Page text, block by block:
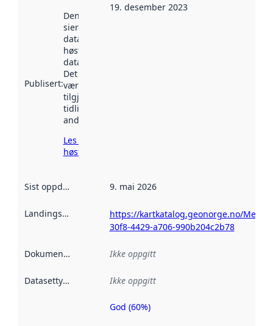
Publisert:
Denne datoen
sier når
datasettet ble
høstet av
data.norge.no.
Det kan ha
vært
tilgjengelig
tidligere
andre steder.
Les mer om
høsting her
19. desember 2023
Sist oppdatert 9. mai 2026
Landingsside
https://kartkatalog.geonorge.no/
30f8-4429-a706-990b204c2b78
Dokumentasjon Ikke oppgitt
Datasettype Ikke oppgitt
Metadatakvalitet
God (60%)